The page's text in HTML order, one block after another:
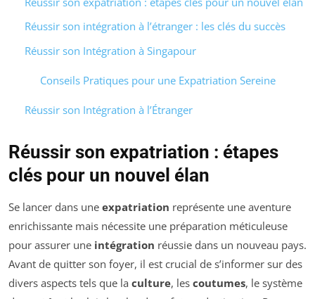
Réussir son intégration à l’étranger : les clés du succès
Réussir son Intégration à Singapour
Conseils Pratiques pour une Expatriation Sereine
Réussir son Intégration à l’Étranger
Réussir son expatriation : étapes
clés pour un nouvel élan
Se lancer dans une expatriation représente une aventure
enrichissante mais nécessite une préparation méticuleuse
pour assurer une intégration réussie dans un nouveau pays.
Avant de quitter son foyer, il est crucial de s’informer sur des
divers aspects tels que la culture, les coutumes, le système